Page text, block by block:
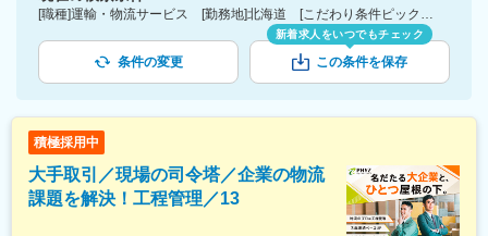
[職種]運輸・物流サービス [勤務地]北海道 [こだわり条件ピックアップ]締切間近
条件の変更
新着求人をいつでもチェック
この条件を保存
積極採用中
大手取引／現場の司令塔／企業の物流
課題を解決！工程管理／13